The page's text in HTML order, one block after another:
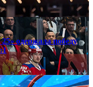
одержала победу